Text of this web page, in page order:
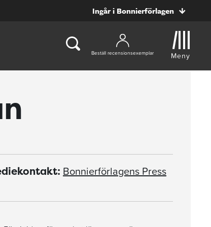
Ingår i Bonnierförlagen
Beställ recensionsexemplar Meny
Bonnierförlagens Press